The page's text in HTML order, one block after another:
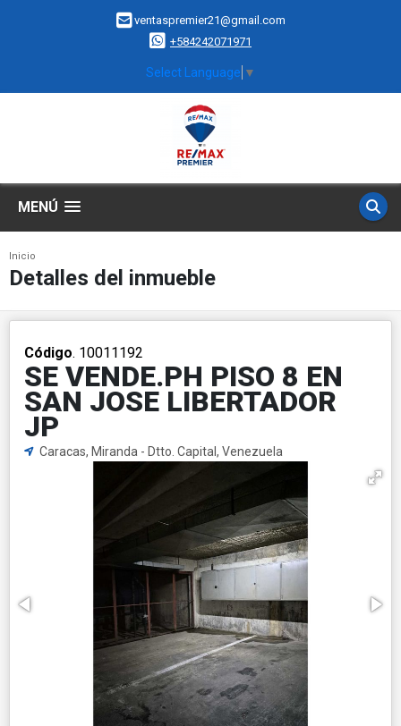
ventaspremier21@gmail.com
+584242071971
Select Language ▼
MENÚ
Inicio
Detalles del inmueble
Código. 10011192
SE VENDE.PH PISO 8 EN
SAN JOSE LIBERTADOR
JP
Caracas, Miranda - Dtto. Capital, Venezuela